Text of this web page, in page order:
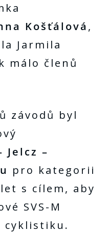
Košťálová ,
Jarmila
málo členů
závodů byl
Jelcz –
pro kategorii
s cílem, aby
SVS-M
cyklistiku.